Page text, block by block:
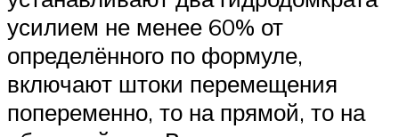
усилием не менее 60% от
определённого по формуле,
включают штоки перемещения
попеременно, то на прямой, то на